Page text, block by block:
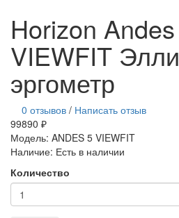
Horizon
VIEWFIT
эргометр
0 отзывов / Написать отзыв
99890 ₽
Модель: ANDES 5 VIEWFIT
Наличие: Есть в наличии
Количество